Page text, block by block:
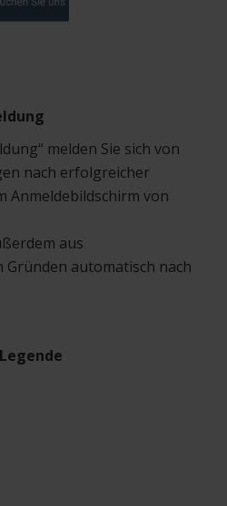
melden Sie sich von
nach erfolgreicher
Anmeldebildschirm von
aus
Gründen automatisch nach